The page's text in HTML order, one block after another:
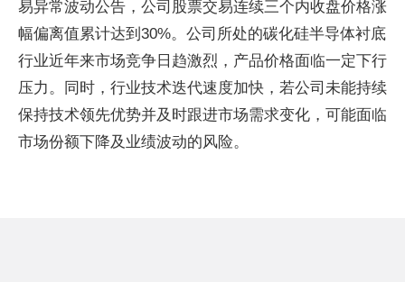
易异常波动公告，公司股票交易连续三个内收盘价格涨
幅偏离值累计达到30%。公司所处的碳化硅半导体衬底
行业近年来市场竞争日趋激烈，产品价格面临一定下行
压力。同时，行业技术迭代速度加快，若公司未能持续
保持技术领先优势并及时跟进市场需求变化，可能面临
市场份额下降及业绩波动的风险。